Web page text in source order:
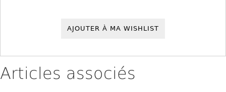
AJOUTER À MA WISHLIST
Articles associés